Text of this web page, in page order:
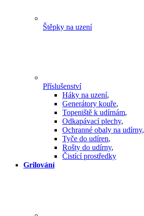
Štěpky na uzení
Příslušenství
Háky na uzení,
Generátory kouře,
Topeniště k udírnám,
Odkapávací plechy,
Ochranné obaly na udírny,
Tyče do udíren,
Rošty do udírny,
Čistící prostředky
Grilování